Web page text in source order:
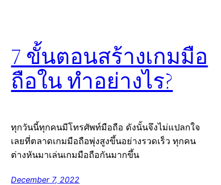
7 ขั้นตอนสร้างเกมมือ
ถือใน ทำอย่างไร?
ทุกวันนี้ทุกคนมีโทรศัพท์มือถือ ดังนั้นจึงไม่แปลกใจ
เลยที่ตลาดเกมมือถือพุ่งสูงขึ้นอย่างรวดเร็ว ทุกคน
ต่างหันมาเล่นเกมมือถือกันมากขึ้น
December 7, 2022